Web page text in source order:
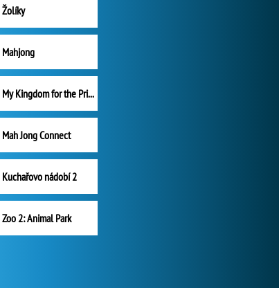
Žolíky
Mahjong
My Kingdom for the Princess Plná verze
Mah Jong Connect
Kuchařovo nádobí 2
Zoo 2: Animal Park